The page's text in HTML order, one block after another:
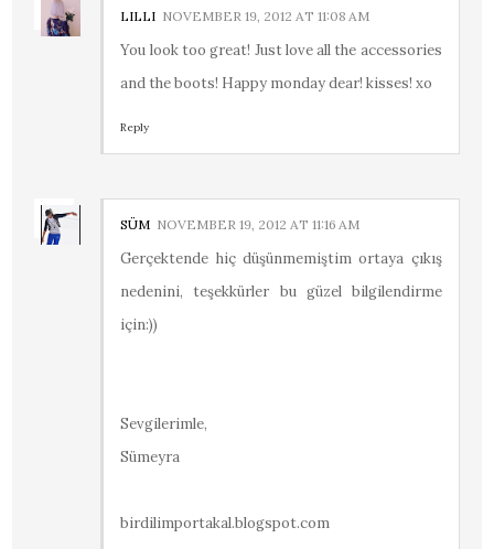
LILLI NOVEMBER 19, 2012 AT 11:08 AM
You look too great! Just love all the accessories
and the boots! Happy monday dear! kisses! xo
Reply
SÜM NOVEMBER 19, 2012 AT 11:16 AM
Gerçektende hiç düşünmemiştim ortaya çıkış
nedenini, teşekkürler bu güzel bilgilendirme
için:))
Sevgilerimle,
Sümeyra
birdilimportakal.blogspot.com